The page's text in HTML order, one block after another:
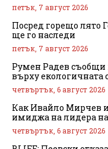
петък, 7 август 2026
Посред горещо лято
ще го наследи
петък, 7 август 2026
Румен Радев съобщи
върху екологичната
четвъртък, 6 август 2026
Как Ивайло Мирчев и
имиджа на лидера
четвъртък, 6 август 2026